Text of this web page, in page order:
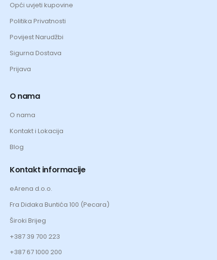
Opći uvjeti kupovine
Politika Privatnosti
Povijest Narudžbi
Sigurna Dostava
Prijava
O nama
O nama
Kontakt i Lokacija
Blog
Kontakt informacije
eArena d.o.o.
Fra Didaka Buntića 100 (Pecara)
Široki Brijeg
+387 39 700 223
+387 67 1000 200